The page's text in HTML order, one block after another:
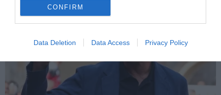
CONFIRM
Data Deletion Data Access Privacy Policy